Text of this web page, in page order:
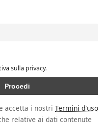
sulla privacy.
accetta i nostri Termini d'uso
relative ai dati contenute